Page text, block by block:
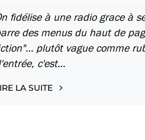
fidélise à une radio grace à
des menus du haut de
plutôt vague comme
c'est…
LA SUITE